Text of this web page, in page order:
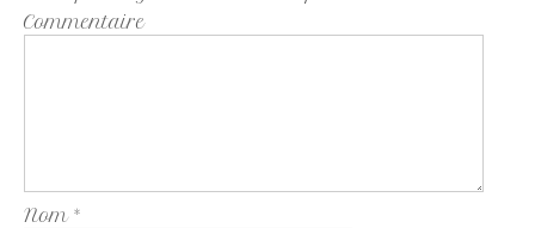
Commentaire
Nom *